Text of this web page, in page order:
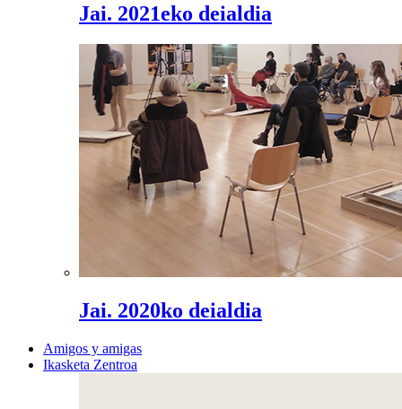
Jai. 2021eko deialdia
Jai. 2020ko deialdia
Amigos y amigas
Ikasketa Zentroa